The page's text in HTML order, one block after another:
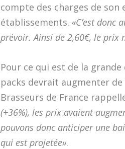
compte des charges de son
établissements. «C’est donc
prévoir. Ainsi de 2,60€, le prix
Pour ce qui est de la
packs devrait augmenter de
Brasseurs de France
(+36%), les prix avaient
pouvons donc anticiper une
qui est projetée».